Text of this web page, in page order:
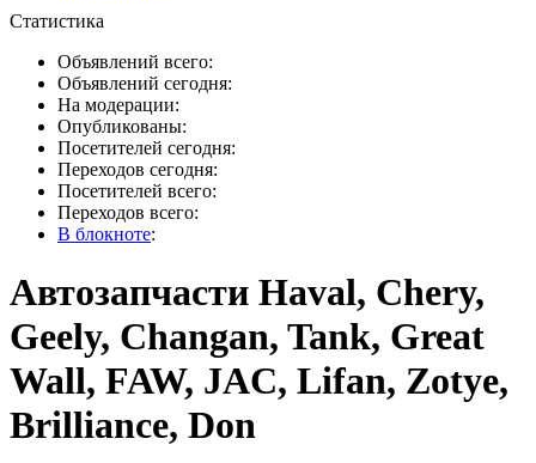
Статистика
Объявлений всего:
Объявлений сегодня:
На модерации:
Опубликованы:
Посетителей сегодня:
Переходов сегодня:
Посетителей всего:
Переходов всего:
В блокноте:
Автозапчасти Haval, Chery,
Geely, Changan, Tank, Great
Wall, FAW, JAC, Lifan, Zotye,
Brilliance, Don